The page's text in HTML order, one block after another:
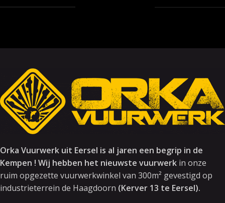
Orka Vuurwerk uit Eersel is al jaren een begrip in de
Kempen ! Wij hebben het nieuwste vuurwerk in onze
ruim opgezette vuurwerkwinkel van 300m² gevestigd op
industrieterrein de Haagdoorn (Kerver 13 te Eersel).